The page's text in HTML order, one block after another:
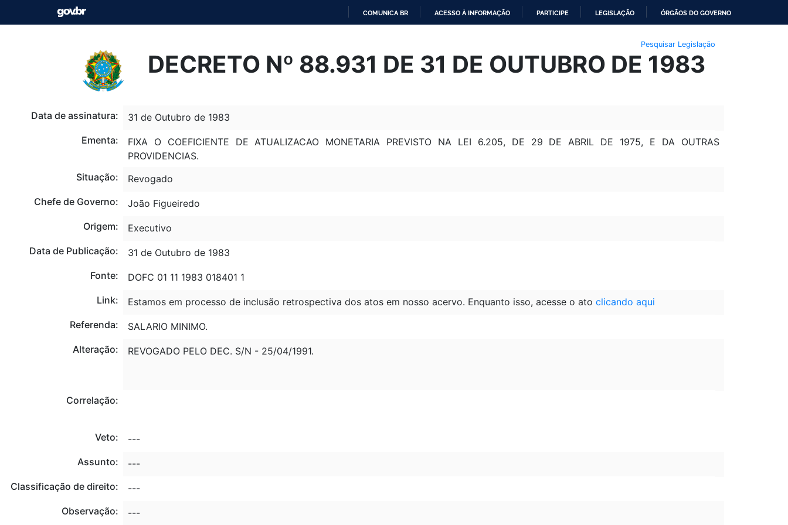
O
CONTEÚDO
COMUNICA BR ACESSO À INFORMAÇÃO PARTICIPE LEGISLAÇÃO ÓRGÃOS DO GOVERNO
Pesquisar Legislação
DECRETO Nº 88.931 DE 31 DE OUTUBRO DE 1983
Data de assinatura:
31 de Outubro de 1983
Ementa:
FIXA O COEFICIENTE DE ATUALIZACAO MONETARIA PREVISTO NA LEI 6.205, DE 29 DE ABRIL DE 1975, E DA OUTRAS
PROVIDENCIAS.
Situação:
Revogado
Chefe de Governo:
João Figueiredo
Origem:
Executivo
Data de Publicação:
31 de Outubro de 1983
Fonte:
DOFC 01 11 1983 018401 1
Link:
Estamos em processo de inclusão retrospectiva dos atos em nosso acervo. Enquanto isso, acesse o ato clicando aqui
Referenda:
SALARIO MINIMO.
Alteração:
REVOGADO PELO DEC. S/N - 25/04/1991.
Correlação:
Veto:
---
Assunto:
---
Classificação de direito:
---
Observação:
---